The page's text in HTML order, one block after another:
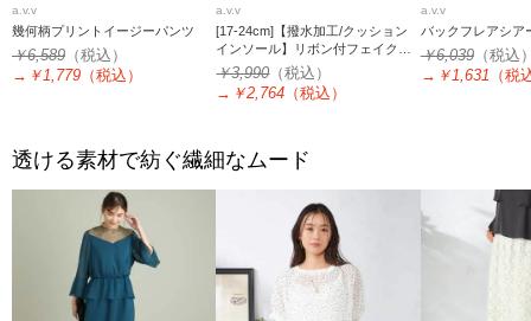
a.v.v
幾何柄プリントイージーパンツ
￥6,589 （税込）
→ ￥1,779 （税込）
a.v.v
[17-24cm]【撥水加工/クッション
インソール】リボン付フェイクム
ートンブーツ
￥3,990（税込）
→ ￥2,764 （税込）
a.v.v
バックフレアシア
￥6,039（税込
→ ￥1,631 （税
透ける素材で紡ぐ繊細なムード